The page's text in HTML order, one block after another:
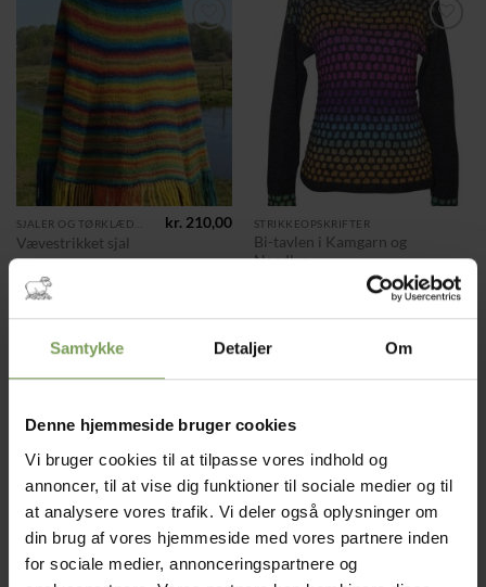
Samtykke Detaljer Om
Denne hjemmeside bruger cookies
Vi bruger cookies til at tilpasse vores indhold og
annoncer, til at vise dig funktioner til sociale medier og til
at analysere vores trafik. Vi deler også oplysninger om
din brug af vores hjemmeside med vores partnere inden
for sociale medier, annonceringspartnere og
Tilføj til
ønskeliste
Vævestrikket sjal
kr.210,00
Mærke:
Tilføj til
ønskeliste
STRIKKEOPSKRIFTER
Bi-tavlen i Kamgarn og
Nordlys
Mærke: Pia Windfeld
Tilføj til
IKKE PÅ LAGER